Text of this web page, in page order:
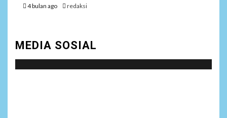
4 bulan ago redaksi
MEDIA SOSIAL